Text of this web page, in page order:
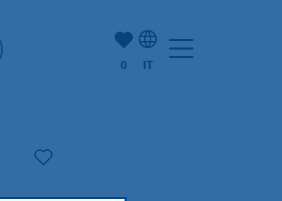
(Mio) Hofheim:
0 IT